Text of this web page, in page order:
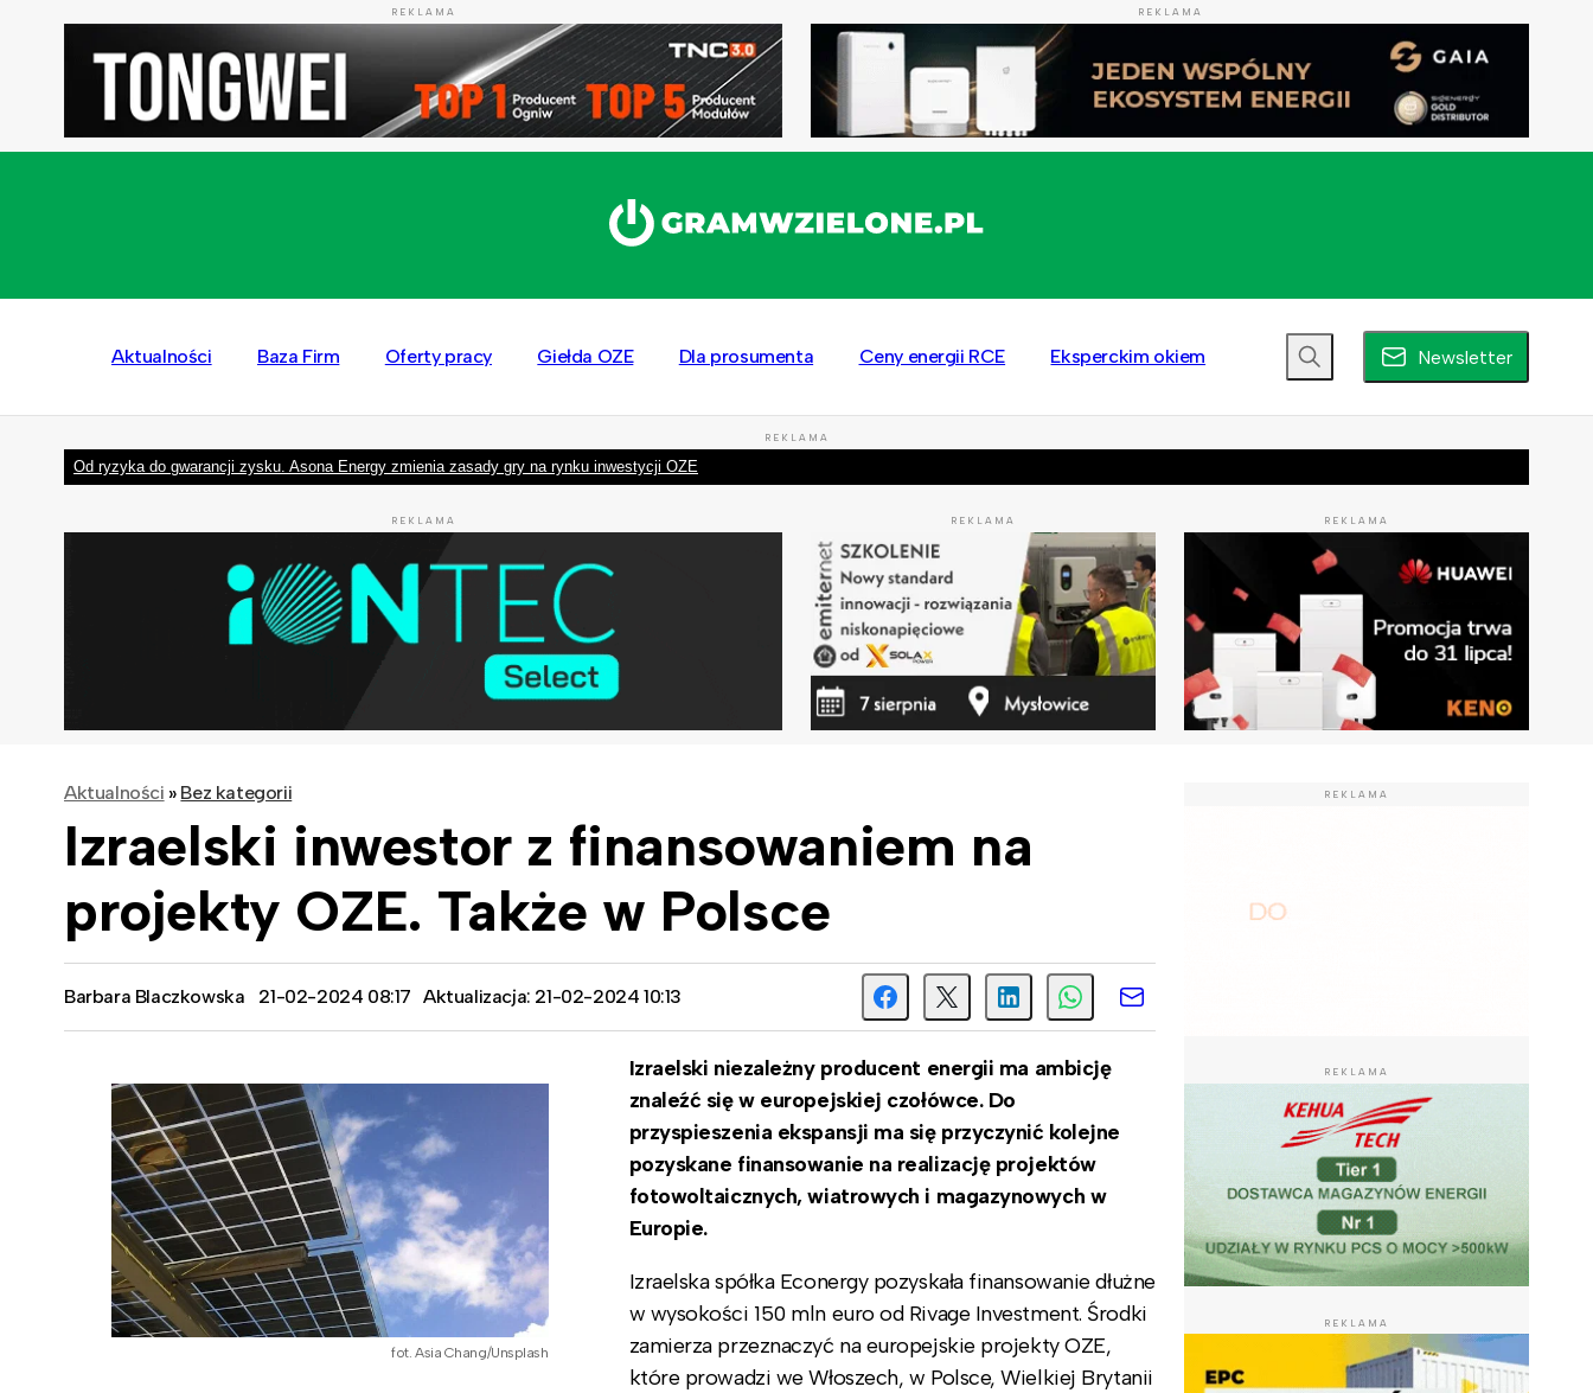
REKLAMA REKLAMA
Aktualności Baza Firm Oferty pracy Giełda OZE Dla prosumenta Ceny energii RCE Eksperckim okiem Newsletter
REKLAMA
Od ryzyka do gwarancji zysku. Asona Energy zmienia zasady gry na rynku inwestycji OZE
REKLAMA REKLAMA REKLAMA
Aktualności » Bez kategorii
Izraelski inwestor z finansowaniem na
projekty OZE. Także w Polsce
Barbara Blaczkowska 21-02-2024 08:17 Aktualizacja: 21-02-2024 10:13
fot. Asia Chang/Unsplash
Izraelski niezależny producent energii ma ambicję
znaleźć się w europejskiej czołówce. Do
przyspieszenia ekspansji ma się przyczynić kolejne
pozyskane finansowanie na realizację projektów
fotowoltaicznych, wiatrowych i magazynowych w
Europie.
Izraelska spółka Econergy pozyskała finansowanie dłużne
w wysokości 150 mln euro od Rivage Investment. Środki
zamierza przeznaczyć na europejskie projekty OZE,
które prowadzi we Włoszech, w Polsce, Wielkiej Brytanii
REKLAMA
REKLAMA
REKLAMA